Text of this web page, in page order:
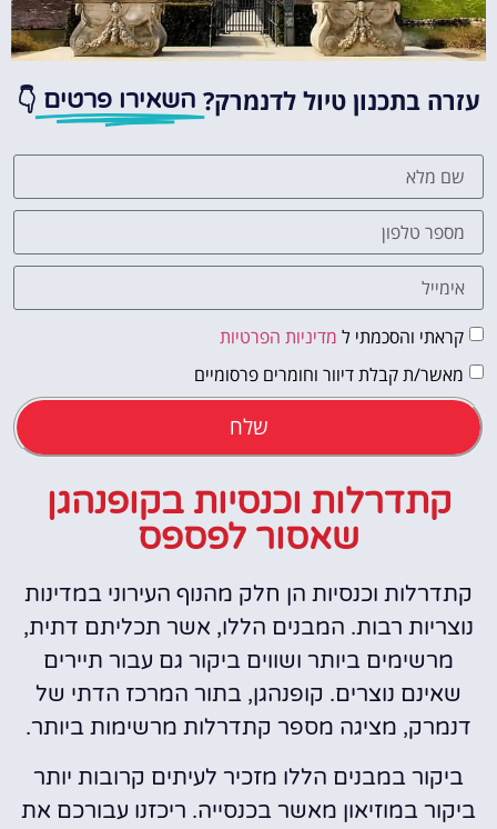
עזרה בתכנון טיול לדנמרק? השאירו פרטים 👇
קראתי והסכמתי ל מדיניות הפרטיות
מאשר/ת קבלת דיוור וחומרים פרסומיים
שלח
קתדרלות וכנסיות בקופנהגן
שאסור לפספס
קתדרלות וכנסיות הן חלק מהנוף העירוני במדינות
נוצריות רבות. המבנים הללו, אשר תכליתם דתית,
מרשימים ביותר ושווים ביקור גם עבור תיירים
שאינם נוצרים. קופנהגן, בתור המרכז הדתי של
דנמרק, מציגה מספר קתדרלות מרשימות ביותר.
ביקור במבנים הללו מזכיר לעיתים קרובות יותר
ביקור במוזיאון מאשר בכנסייה. ריכזנו עבורכם את